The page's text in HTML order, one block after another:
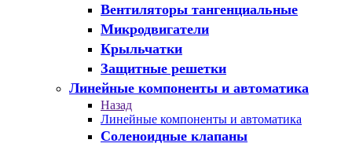
Вентиляторы тангенциальные
Микродвигатели
Крыльчатки
Защитные решетки
Линейные компоненты и автоматика
Назад
Линейные компоненты и автоматика
Соленоидные клапаны